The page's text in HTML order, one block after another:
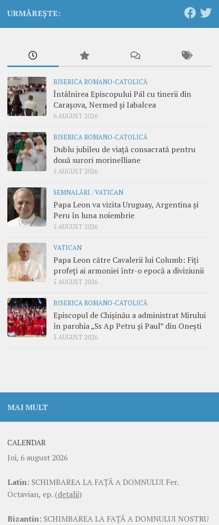
URMĂREȘTE:
BISERICA ROMANO-CATOLICĂ
Întâlnirea Episcopului Pál cu tinerii din
Carașova, Nermed și Iabalcea
6 AUGUST 2026
BISERICA ROMANO-CATOLICĂ
Dublu jubileu de viață consacrată pentru
două surori morinelliane
5 AUGUST 2026
SEMNALĂRI /VATICAN
Papa Leon va vizita Uruguay, Argentina și
Peru în luna noiembrie
5 AUGUST 2026
VATICAN
Papa Leon către Cavalerii lui Columb: Fiți
profeți ai armoniei într-o epocă a diviziunii
5 AUGUST 2026
BISERICA ROMANO-CATOLICĂ
Episcopul de Chișinău a administrat Mirului
în parohia „Ss Ap Petru și Paul” din Onești
5 AUGUST 2026
MAI MULT
CALENDAR
Joi, 6 august 2026
Latin: SCHIMBAREA LA FAŢĂ A DOMNULUI Fer.
Octavian, ep. (detalii)
Bizantin: SCHIMBAREA LA FAŢĂ A DOMNULUI NOSTRU